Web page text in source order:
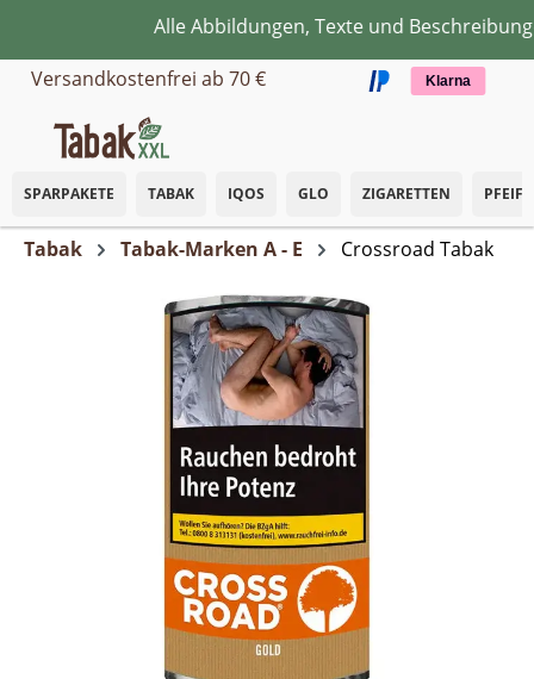
Zum Hauptinhalt springenAlle Abbildungen, Texte und
Versandkostenfrei ab 70 €
Klarna
SPARPAKETE TABAK IQOS GLO ZIGARETTEN
Tabak Tabak-Marken A - E Crossroad Tabak